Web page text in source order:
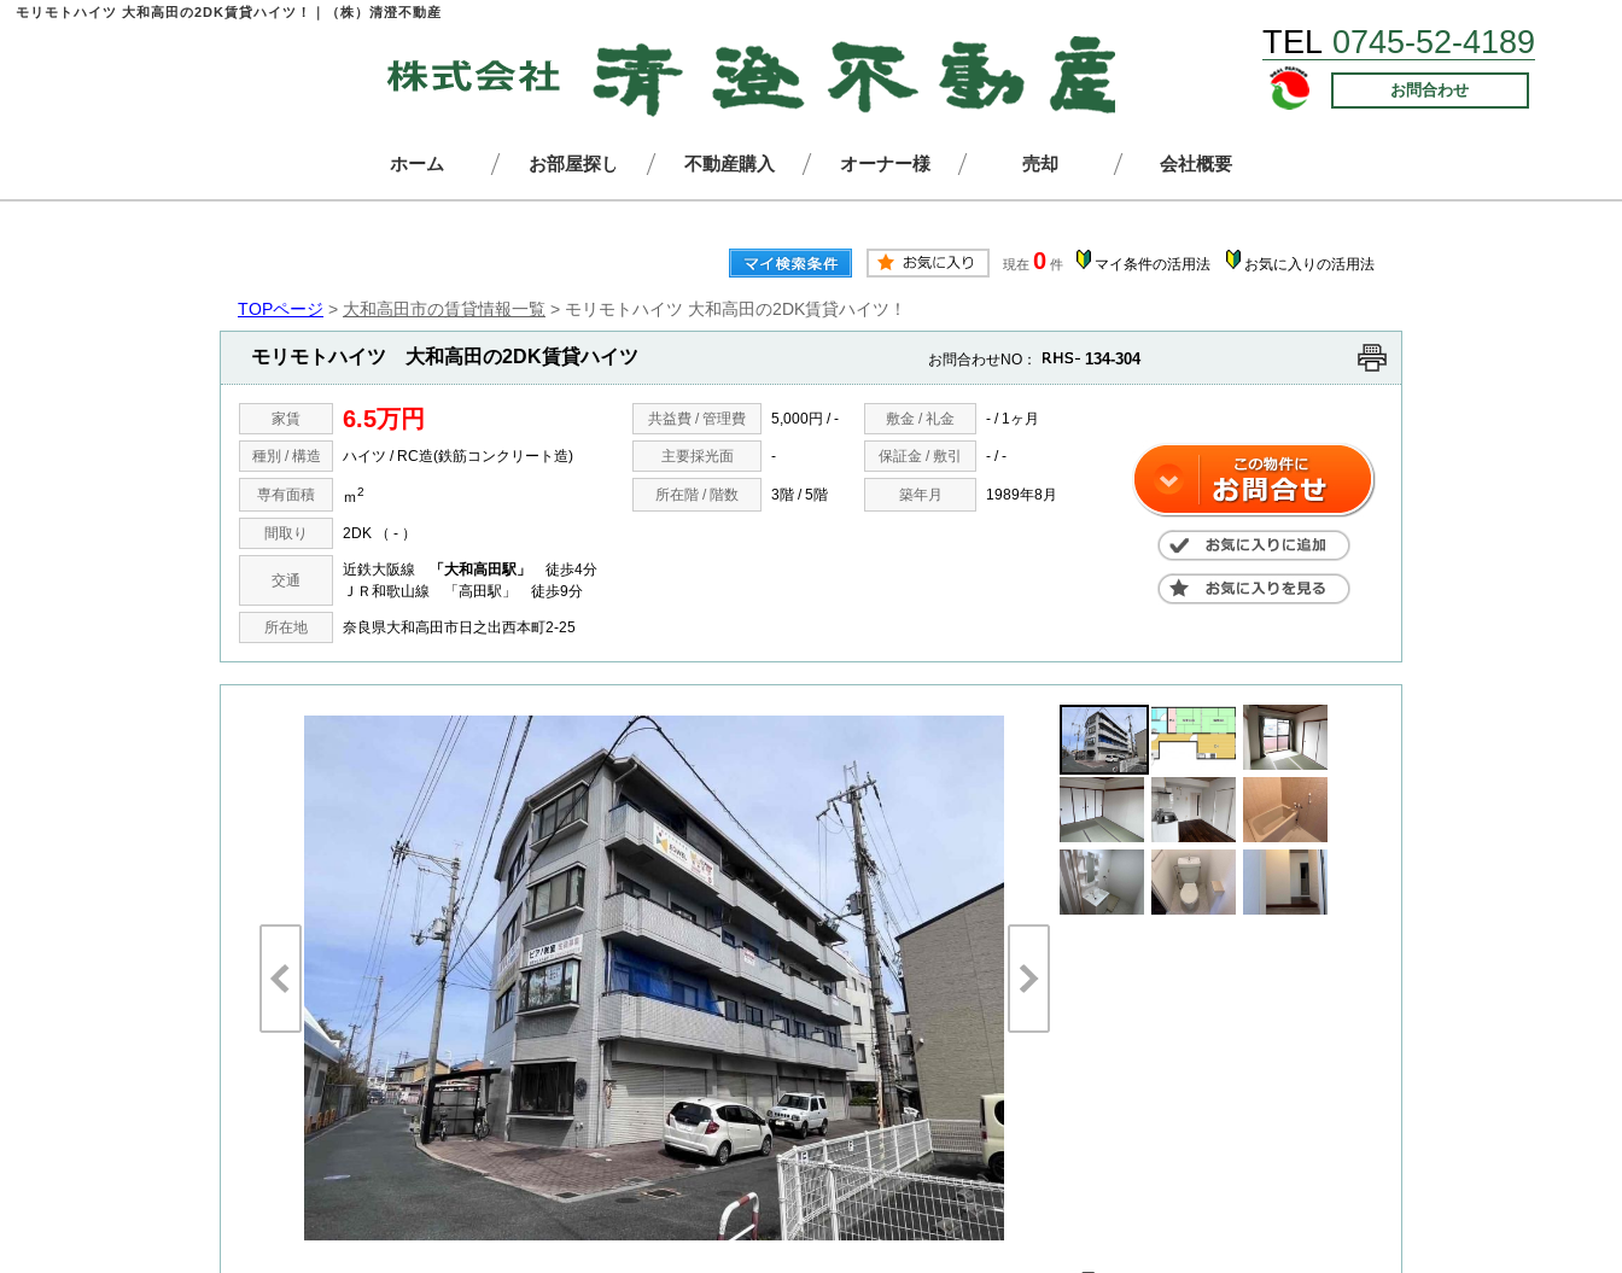
モリモトハイツ 大和高田の2DK賃貸ハイツ！｜（株）清澄不動産
TEL 0745-52-4189
お問合わせ
ホーム お部屋探し 不動産購入 オーナー様 売却 会社概要
現在 0 件 マイ条件の活用法 お気に入りの活用法
TOPページ > 大和高田市の賃貸情報一覧 > モリモトハイツ 大和高田の2DK賃貸ハイツ！
モリモトハイツ 大和高田の2DK賃貸ハイツ お問合わせNO： 134-304
家賃 6.5万円 共益費 / 管理費 5,000円 / - 敷金 / 礼金 - / 1ヶ月
種別 / 構造 ハイツ / RC造(鉄筋コンクリート造) 主要採光面 - 保証金 / 敷引 - / -
専有面積 ｍ2 所在階 / 階数 3階 / 5階 築年月 1989年8月
間取り 2DK （ - ）
交通
近鉄大阪線 「大和高田駅」
徒歩4分
ＪＲ和歌山線 「高田駅」 徒歩9分
所在地 奈良県大和高田市日之出西本町2-25